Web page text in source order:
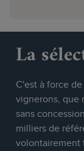
La
C'est à force
vignerons, que
sans
milliers de
volontairement